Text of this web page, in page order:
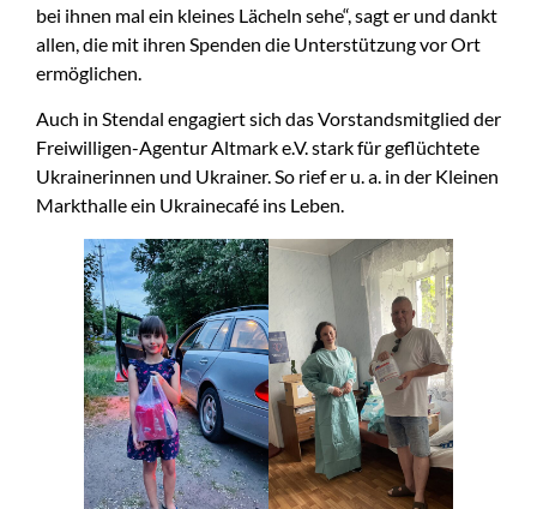
bei ihnen mal ein kleines Lächeln sehe“, sagt er und dankt
allen, die mit ihren Spenden die Unterstützung vor Ort
ermöglichen.
Auch in Stendal engagiert sich das Vorstandsmitglied der
Freiwilligen-Agentur Altmark e.V. stark für geflüchtete
Ukrainerinnen und Ukrainer. So rief er u. a. in der Kleinen
Markthalle ein Ukrainecafé ins Leben.